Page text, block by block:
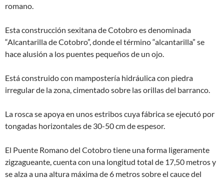
romano.
Esta construcción sexitana de Cotobro es denominada
“Alcantarilla de Cotobro”, donde el término “alcantarilla” se
hace alusión a los puentes pequeños de un ojo.
Está construido con mampostería hidráulica con piedra
irregular de la zona, cimentado sobre las orillas del barranco.
La rosca se apoya en unos estribos cuya fábrica se ejecutó por
tongadas horizontales de 30-50 cm de espesor.
El Puente Romano del Cotobro tiene una forma ligeramente
zigzagueante, cuenta con una longitud total de 17,50 metros y
se alza a una altura máxima de 6 metros sobre el cauce del